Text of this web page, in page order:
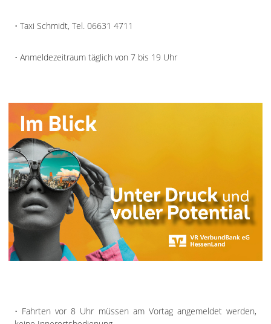
• Taxi Schmidt, Tel. 06631 4711
• Anmeldezeitraum täglich von 7 bis 19 Uhr
• Fahrten vor 8 Uhr müssen am Vortag angemeldet werden,